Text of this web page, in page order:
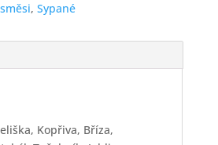
, Sypané
Kopřiva, Bříza,